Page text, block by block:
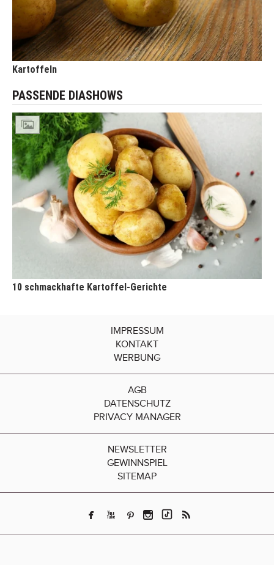
Kartoffeln
PASSENDE DIASHOWS
10 schmackhafte Kartoffel-Gerichte
IMPRESSUM
KONTAKT
WERBUNG
AGB
DATENSCHUTZ
PRIVACY MANAGER
NEWSLETTER
GEWINNSPIEL
SITEMAP